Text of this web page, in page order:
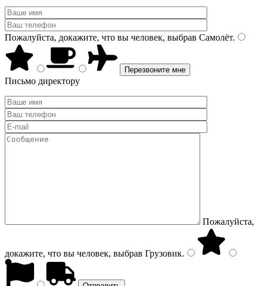
Пожалуйста, докажите, что вы человек, выбрав Самолёт.
Письмо директору
Пожалуйста,
докажите, что вы человек, выбрав Грузовик.